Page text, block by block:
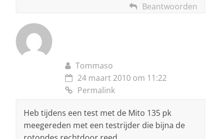
Beantwoorden
Tommaso
24 maart 2010 om 11:22
Permalink
Heb tijdens een test met de Mito 135 pk
meegereden met een testrijder die bijna de